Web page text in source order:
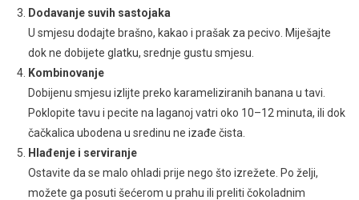
Dodavanje suvih sastojaka
U smjesu dodajte brašno, kakao i prašak za pecivo. Miješajte
dok ne dobijete glatku, srednje gustu smjesu.
Kombinovanje
Dobijenu smjesu izlijte preko karameliziranih banana u tavi.
Poklopite tavu i pecite na laganoj vatri oko 10–12 minuta, ili dok
čačkalica ubodena u sredinu ne izađe čista.
Hlađenje i serviranje
Ostavite da se malo ohladi prije nego što izrežete. Po želji,
možete ga posuti šećerom u prahu ili preliti čokoladnim